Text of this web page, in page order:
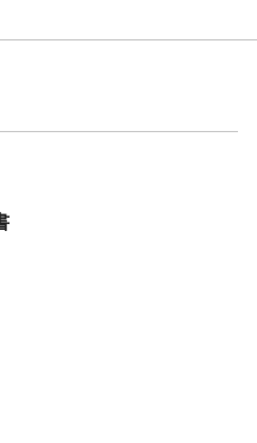
ざいます。あらかじめご了承